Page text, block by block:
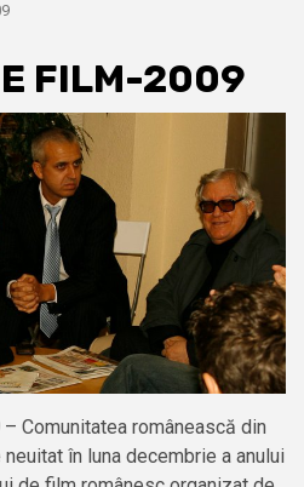
FILM-2009
– Comunitatea românească din
în luna decembrie a anului